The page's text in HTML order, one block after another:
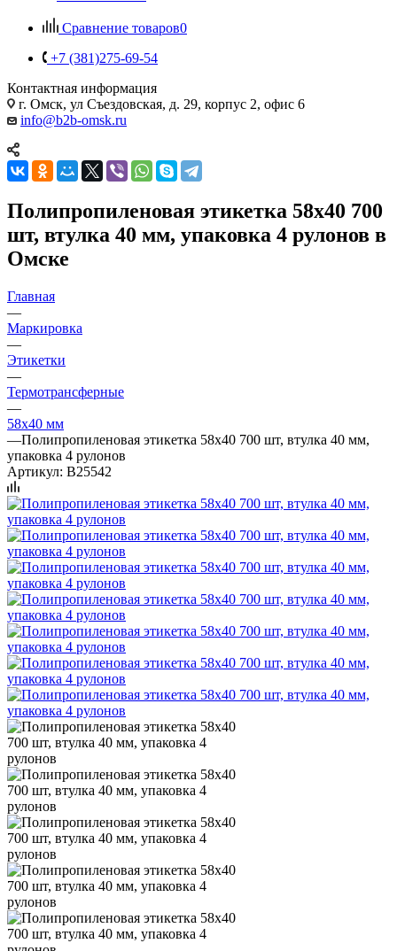
Сравнение товаров0
+7 (381)275-69-54
Контактная информация
г. Омск, ул Съездовская, д. 29, корпус 2, офис 6
info@b2b-omsk.ru
Полипропиленовая этикетка 58х40 700
шт, втулка 40 мм, упаковка 4 рулонов в
Омске
Главная
—
Маркировка
—
Этикетки
—
Термотрансферные
—
58х40 мм
—Полипропиленовая этикетка 58х40 700 шт, втулка 40 мм,
упаковка 4 рулонов
Артикул: B25542